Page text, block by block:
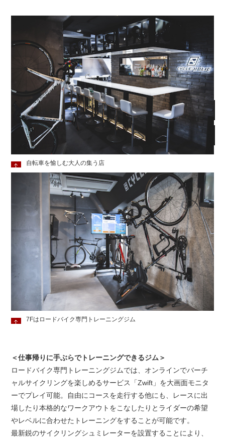
自転車を愉しむ大人の集う店
7Fはロードバイク専門トレーニングジム
＜仕事帰りに手ぶらでトレーニングできるジム＞
ロードバイク専門トレーニングジムでは、オンラインでバーチ
ャルサイクリングを楽しめるサービス「Zwift」を大画面モニタ
ーでプレイ可能。自由にコースを走行する他にも、レースに出
場したり本格的なワークアウトをこなしたりとライダーの希望
やレベルに合わせたトレーニングをすることが可能です。
最新鋭のサイクリングシュミレーターを設置することにより、